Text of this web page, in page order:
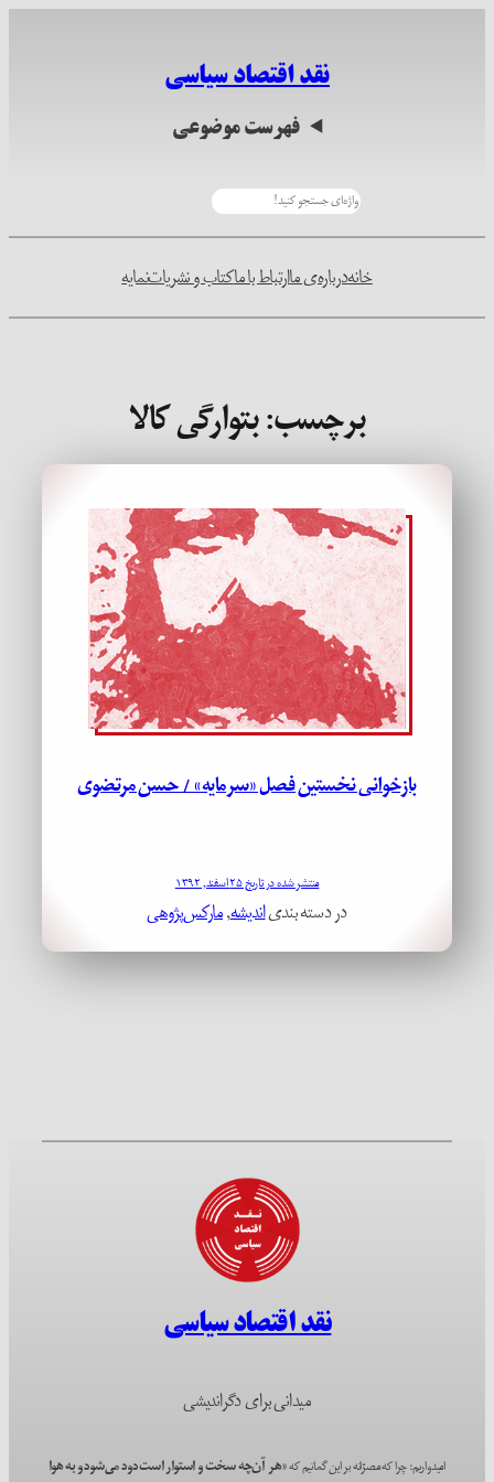
نقد اقتصاد سیاسی
فهرست موضوعی
خانهدرباره‌ی ماارتباط با ماکتاب و نشریاتنمایه
برچسب:بتوارگی کالا
بازخوانی نخستین فصل «سرمایه» / حسن مرتضوی
منتشر شده در تاریخ ۲۵ اسفند, ۱۳۹۲
در دسته بندیاندیشه, مارکس‌پژوهی
نقد اقتصاد سیاسی
میدانی برای دگراندیشی
امیدواریم؛ چرا که مصرّانه بر این گمانیم که«هر آن‌چه سخت و استوار است دود می‌شود و به هوا